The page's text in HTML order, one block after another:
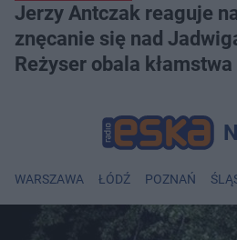
Jerzy Antczak reaguje
znęcanie się nad
Reżyser obala kłamstwa
WARSZAWA ŁÓDŹ POZNAŃ